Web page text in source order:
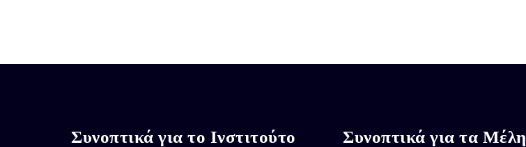
Συνοπτικά για το Ινστιτούτο Συνοπτικά για τα Μέλη